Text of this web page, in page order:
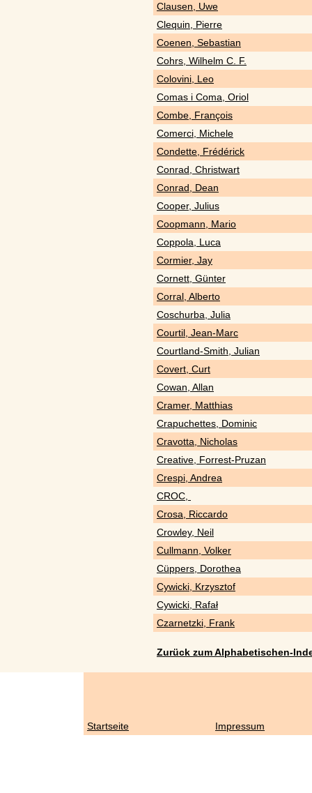
Clausen, Uwe
Clequin, Pierre
Coenen, Sebastian
Cohrs, Wilhelm C. F.
Colovini, Leo
Comas i Coma, Oriol
Combe, François
Comerci, Michele
Condette, Frédérick
Conrad, Christwart
Conrad, Dean
Cooper, Julius
Coopmann, Mario
Coppola, Luca
Cormier, Jay
Cornett, Günter
Corral, Alberto
Coschurba, Julia
Courtil, Jean-Marc
Courtland-Smith, Julian
Covert, Curt
Cowan, Allan
Cramer, Matthias
Crapuchettes, Dominic
Cravotta, Nicholas
Creative, Forrest-Pruzan
Crespi, Andrea
CROC,
Crosa, Riccardo
Crowley, Neil
Cullmann, Volker
Cüppers, Dorothea
Cywicki, Krzysztof
Cywicki, Rafał
Czarnetzki, Frank
Zurück zum Alphabetischen-
Startseite Impressum